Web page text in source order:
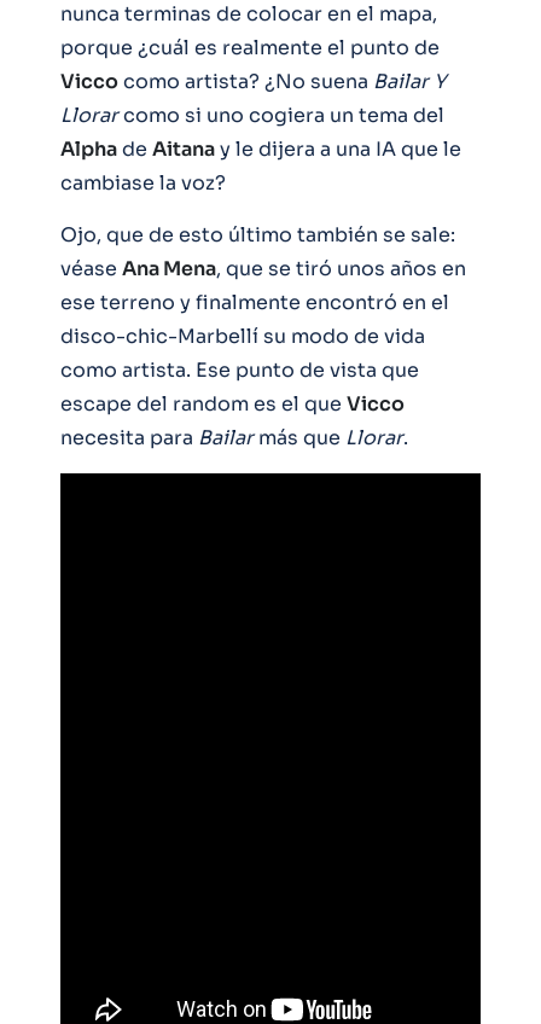
nunca terminas de colocar en el mapa,
porque ¿cuál es realmente el punto de
Viccocomo artista? ¿No suena Bailar Y
Llorarcomo si uno cogiera un tema del
Alphade Aitanay le dijera a una IA que le
cambiase la voz?
Ojo, que de esto último también se sale:
véase Ana Mena, que se tiró unos años en
ese terreno y finalmente encontró en el
disco-chic-Marbellí su modo de vida
como artista. Ese punto de vista que
escape del random es el que Vicco
necesita para Bailarmás que Llorar.